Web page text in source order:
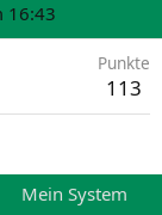
16:43
Punkte
113
Mein System